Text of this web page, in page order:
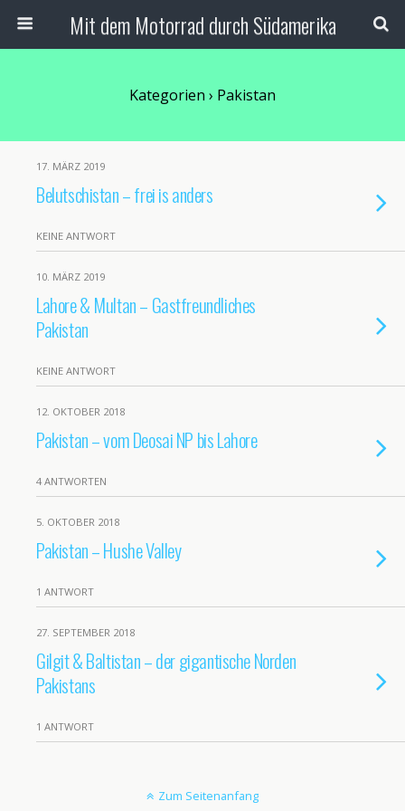
Mit dem Motorrad durch Südamerika
Kategorien › Pakistan
17. MÄRZ 2019
Belutschistan – frei is anders
KEINE ANTWORT
10. MÄRZ 2019
Lahore & Multan – Gastfreundliches
Pakistan
KEINE ANTWORT
12. OKTOBER 2018
Pakistan – vom Deosai NP bis Lahore
4 ANTWORTEN
5. OKTOBER 2018
Pakistan – Hushe Valley
1 ANTWORT
27. SEPTEMBER 2018
Gilgit & Baltistan – der gigantische Norden
Pakistans
1 ANTWORT
Zum Seitenanfang